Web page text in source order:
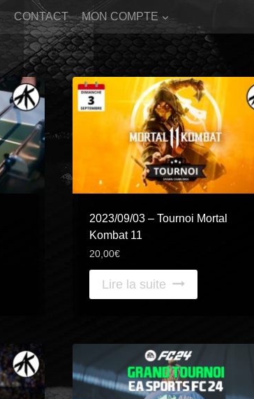
CONTACT MON COMPTE
2023/09/03 – Tournoi Mortal
Kombat 11
20,00€
Lire la suite